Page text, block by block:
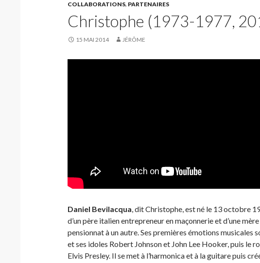
COLLABORATIONS, PARTENAIRES
Christophe (1973-1977,
15 MAI 2014 JÉRÔME
Daniel Bevilacqua, dit Christophe, est né le 13 octobre
d’un père italien entrepreneur en maçonnerie et d’une
pensionnat à un autre. Ses premières émotions musicales
et ses idoles Robert Johnson et John Lee Hooker, puis le
Elvis Presley. Il se met à l’harmonica et à la guitare puis